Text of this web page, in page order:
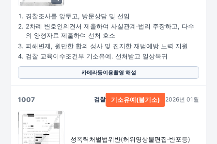
경찰조사를 앞두고, 방문상담 및 선임
2차례 변호인의견서 제출하여 사실관계·법리 주장하고, 다수
의 양형자료 제출하여 선처 호소
피해변제, 원만한 합의 성사 및 진지한 재범예방 노력 지원
검찰 교육이수조건부 기소유예. 선처받고 일상복귀
카메라등이용촬영 해설
1007
성폭력처벌법위반(허위영상물편집·반포등)
검찰 기소유예(불기소) 2026년 01월